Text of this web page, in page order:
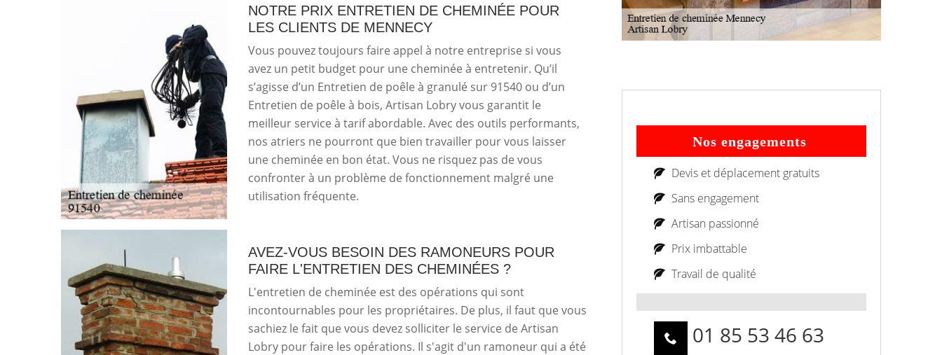
NOTRE PRIX ENTRETIEN DE CHEMINÉE POUR
LES CLIENTS DE MENNECY
Vous pouvez toujours faire appel à notre entreprise si vous
avez un petit budget pour une cheminée à entretenir. Qu’il
s’agisse d’un Entretien de poêle à granulé sur 91540 ou d’un
Entretien de poêle à bois, Artisan Lobry vous garantit le
meilleur service à tarif abordable. Avec des outils performants,
nos atriers ne pourront que bien travailler pour vous laisser
une cheminée en bon état. Vous ne risquez pas de vous
confronter à un problème de fonctionnement malgré une
utilisation fréquente.
AVEZ-VOUS BESOIN DES RAMONEURS POUR
FAIRE L'ENTRETIEN DES CHEMINÉES ?
L'entretien de cheminée est des opérations qui sont
incontournables pour les propriétaires. De plus, il faut que vous
sachiez le fait que vous devez solliciter le service de Artisan
Lobry pour faire les opérations. Il s'agit d'un ramoneur qui a été
Nos engagements
Devis et déplacement gratuits
Sans engagement
Artisan passionné
Prix imbattable
Travail de qualité
01 85 53 46 63